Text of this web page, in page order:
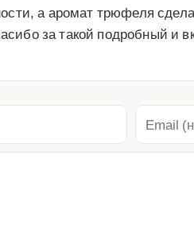
а аромат трюфеля
за такой подробный и